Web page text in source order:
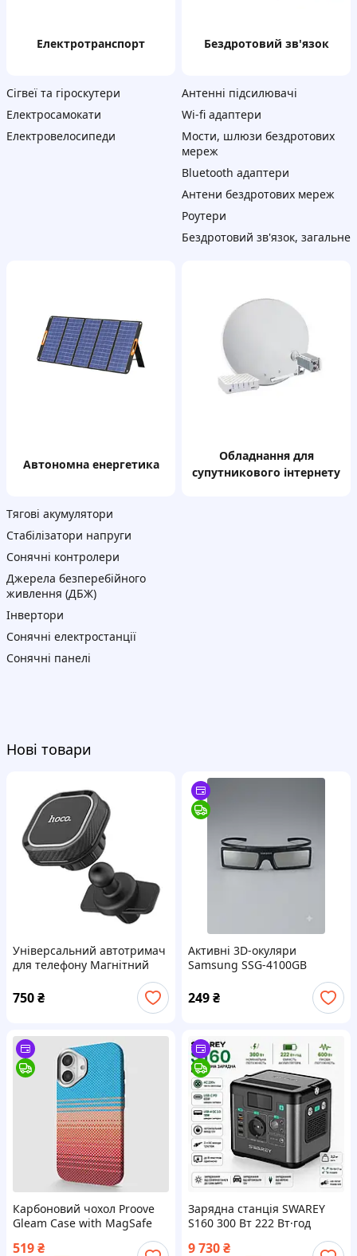
Електротранспорт
Сігвеї та гіроскутери
Електросамокати
Електровелосипеди
бездротовий зв'язок
Антенні підсилювачі
Wi-fi адаптери
Мости, шлюзи бездротових
мереж
Bluetooth адаптери
Антени бездротових мереж
Роутери
Бездротовий зв'язок, загальне
Автономна енергетика
Тягові акумулятори
Стабілізатори напруги
Сонячні контролери
Джерела безперебійного
живлення (ДБЖ)
Інвертори
Сонячні електростанції
Сонячні панелі
Обладнання для
супутникового інтернету
Нові товари
Універсальний автотримач
для телефону Магнітний
телефону
750₴
Активні 3D-окуляри
Samsung SSG-4100GB
телевізорів Samsung
249₴
Карбоновий чохол Proove
Gleam Case with MagSafe
для iPhone 17 (Blue Sunset)
| Чохол-накладка з
519₴
Зарядна станція SWAREY
S160 300 Вт 222 Вт·год
електростанція, USB-C 65
9 730₴